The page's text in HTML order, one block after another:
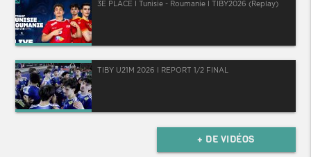
3E PLACE I Tunisie - Roumanie I TIBY2026 (Replay)
TIBY U21M 2026 I REPORT 1/2 FINAL
+ DE VIDÉOS